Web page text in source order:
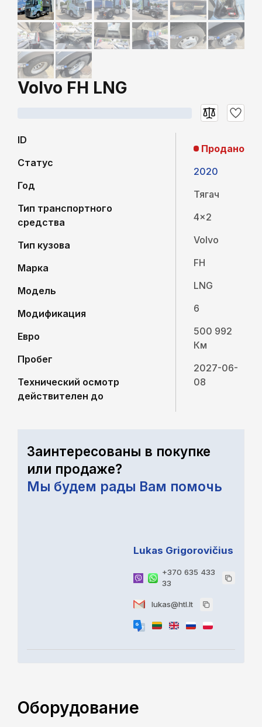
Volvo FH LNG
ID
Статус
Год
Тип транспортного
средства
Тип кузова
Марка
Модель
Модификация
Евро
Пробег
Технический осмотр
действителен до
Продано
2020
Тягач
4x2
Volvo
FH
LNG
6
500 992
Км
2027-06-
08
Заинтересованы в покупке
или продаже?
Мы будем рады Вам помочь
Lukas Grigorovičius
+370 635 433
33
lukas@htl.lt
Оборудование